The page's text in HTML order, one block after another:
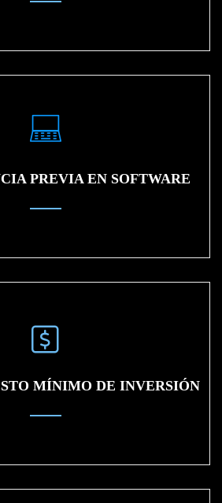
PREVIA EN SOFTWARE
MÍNIMO DE INVERSIÓN